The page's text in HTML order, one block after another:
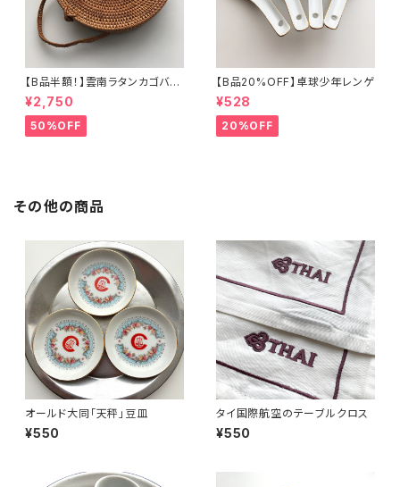
【B品半額！】雲南ラタンカゴバッ
グ
¥2,750
50%OFF
【B品20%OFF】卓球少年レンゲ
¥528
20%OFF
その他の商品
オールド大同「天秤」豆皿
¥550
タイ国際航空のテーブルクロス
¥550